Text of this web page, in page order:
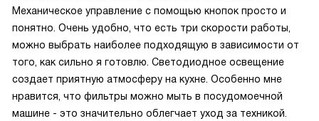
Механическое управление с помощью кнопок просто и
понятно. Очень удобно, что есть три скорости работы,
можно выбрать наиболее подходящую в зависимости от
того, как сильно я готовлю. Светодиодное освещение
создает приятную атмосферу на кухне. Особенно мне
нравится, что фильтры можно мыть в посудомоечной
машине - это значительно облегчает уход за техникой.